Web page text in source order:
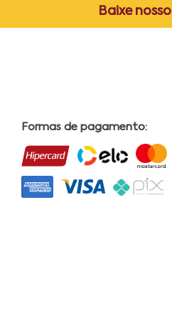
Baixe nosso
Formas de pagamento: